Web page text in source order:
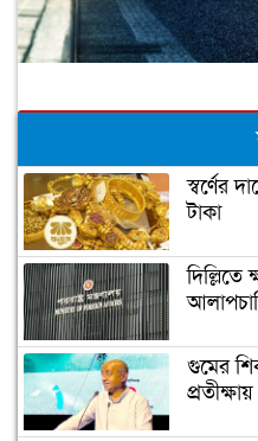
স্বর্ণের
টাকা
দিল্লিতে
গুমের